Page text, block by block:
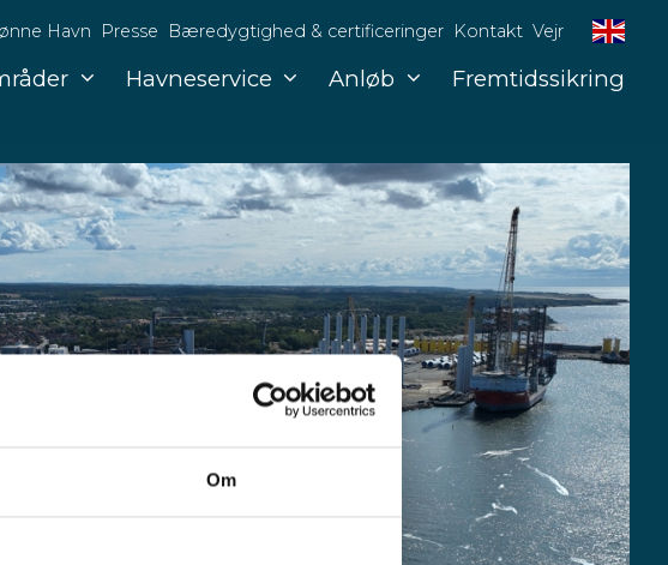
Om
Havn Presse Bæredygtighed & certificeringer Kontakt Vejr
Havneservice Anløb Fremtidssikring